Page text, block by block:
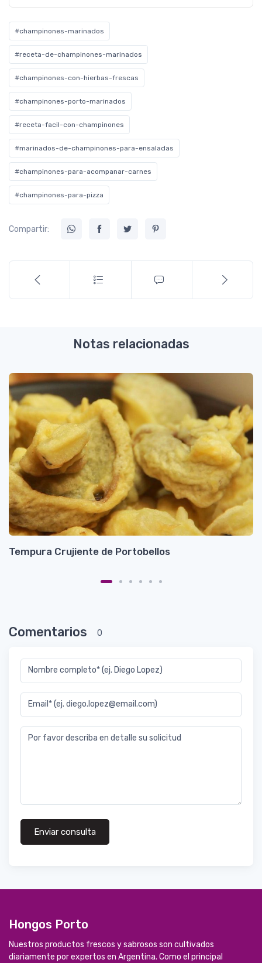
#champinones-marinados
#receta-de-champinones-marinados
#champinones-con-hierbas-frescas
#champinones-porto-marinados
#receta-facil-con-champinones
#marinados-de-champinones-para-ensaladas
#champinones-para-acompanar-carnes
#champinones-para-pizza
Compartir:
Notas relacionadas
Tempura Crujiente de Portobellos
Comentarios 0
Nombre completo* (ej. Diego Lopez)
Email* (ej. diego.lopez@email.com)
Por favor describa en detalle su solicitud
Enviar consulta
Hongos Porto
Nuestros productos frescos y sabrosos son cultivados
diariamente por expertos en Argentina. Como el principal